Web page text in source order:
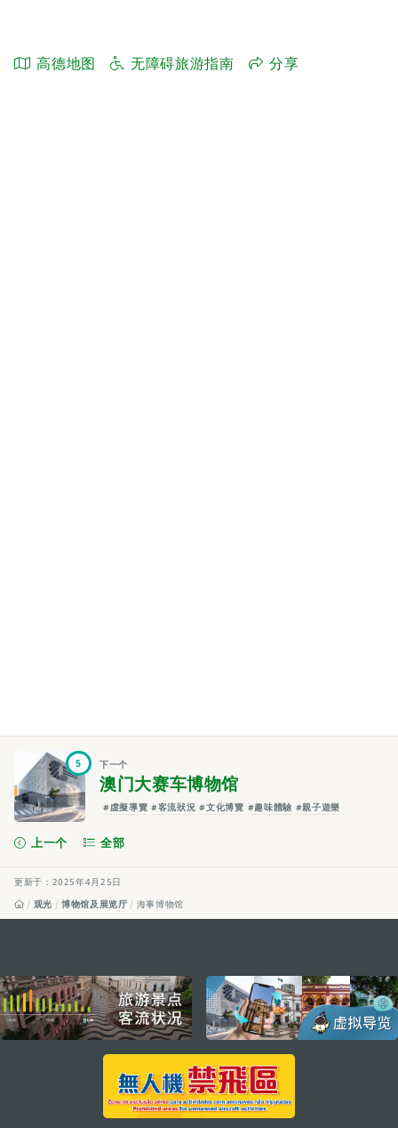
高德地图 无障碍旅游指南 分享
5 下一个
澳门大赛车博物馆
#虛擬導覽 #客流狀況 #文化博覽 #趣味體驗 #親子遊樂
上一个 全部
更新于：2025年4月25日
观光
博物馆及展览厅 海事博物馆
external links